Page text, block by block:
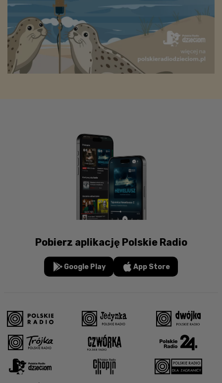
Pobierz aplikację Polskie Radio
Google Play App Store